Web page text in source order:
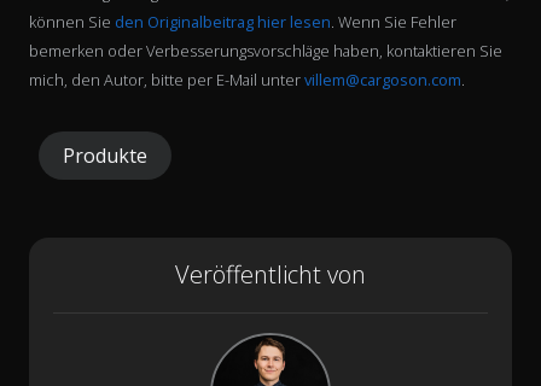
können Sie den Originalbeitrag hier lesen. Wenn Sie Fehler
bemerken oder Verbesserungsvorschläge haben, kontaktieren Sie
mich, den Autor, bitte per E-Mail untervillem@cargoson.com.
Produkte
Veröffentlicht von